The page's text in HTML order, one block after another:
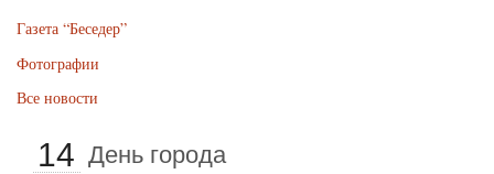
Газета “Беседер”
Фотографии
Все новости
14 День города